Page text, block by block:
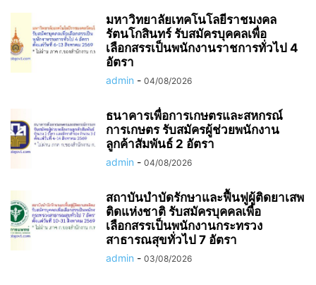
มหาวิทยาลัยเทคโนโลยีราชมงคล
รัตนโกสินทร์ รับสมัครบุคคลเพื่อ
เลือกสรรเป็นพนักงานราชการทั่วไป 4
อัตรา
admin - 04/08/2026
ธนาคารเพื่อการเกษตรและสหกรณ์
การเกษตร รับสมัครผู้ช่วยพนักงาน
ลูกค้าสัมพันธ์ 2 อัตรา
admin - 04/08/2026
สถาบันบำบัดรักษาและฟื้นฟูผู้ติดยาเสพ
ติดแห่งชาติ รับสมัครบุคคลเพื่อ
เลือกสรรเป็นพนักงานกระทรวง
สาธารณสุขทั่วไป 7 อัตรา
admin - 03/08/2026